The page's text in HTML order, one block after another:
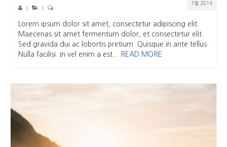
1월 2014
Lorem ipsum dolor sit amet, consectetur adipiscing elit.
Maecenas sit amet fermentum dolor, et consectetur elit.
Sed gravida dui ac lobortis pretium. Quisque in ante tellus.
Nulla facilisi. In vel enim a est...
READ MORE